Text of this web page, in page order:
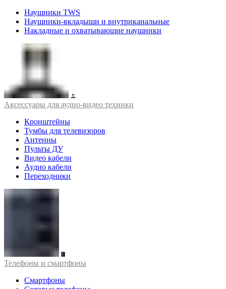
Наушники TWS
Наушники-вкладыши и внутриканальные
Накладные и охватывающие наушники
Аксессуары для аудио-видео техники
Кронштейны
Тумбы для телевизоров
Антенны
Пульты ДУ
Видео кабели
Аудио кабели
Переходники
Телефоны и смартфоны
Смартфоны